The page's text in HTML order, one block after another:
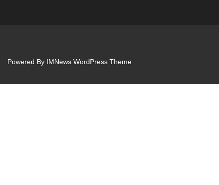
Powered By IMNews WordPress Theme